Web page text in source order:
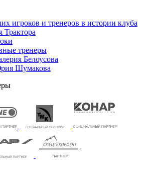
игроков и тренеров в истории клуба
Трактора
тренеры
Белоусова
Шумакова